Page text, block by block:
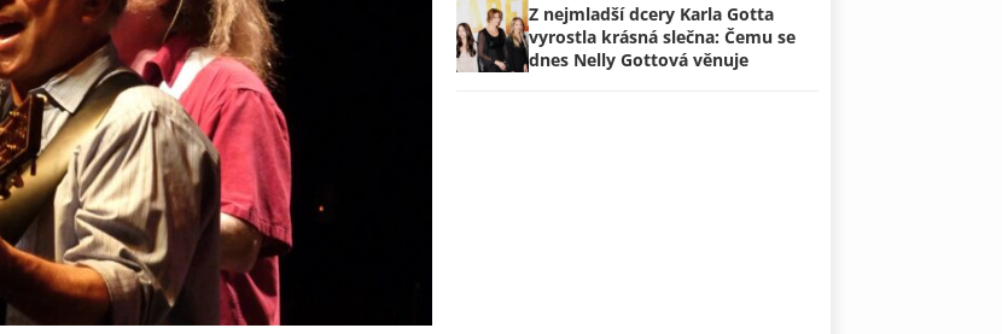
Z nejmladší dcery Karla Gotta
vyrostla krásná slečna: Čemu se
dnes Nelly Gottová věnuje